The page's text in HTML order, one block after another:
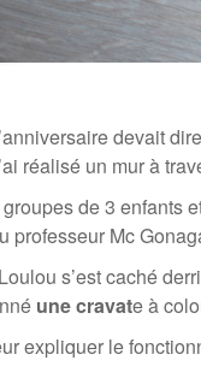
devait
réalisé un mur à
de 3 enfants
professeur Mc
s’est caché
une cravate à
expliquer le